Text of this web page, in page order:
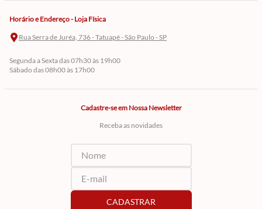
Horário e Endereço - Loja Física
Rua Serra de Juréa, 736 - Tatuapé - São Paulo - SP
Segunda a Sexta das 07h30 às 19h00
Sábado das 08h00 às 17h00
Cadastre-se em Nossa Newsletter
Receba as novidades
CADASTRAR